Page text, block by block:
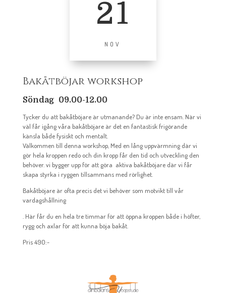
21
NOV
Bakåtböjar workshop
Söndag 09.00-12.00
Tycker du att bakåtböjare är utmanande? Du är inte ensam. När vi
väl får igång våra bakåtböjare är det en fantastisk frigörande
känsla både fysiskt och mentalt.
Välkommen till denna workshop, Med en lång uppvärmning där vi
gör hela kroppen redo och din kropp får den tid och utveckling den
behöver. vi bygger upp för att göra aktiva bakåtböjare där vi får
skapa styrka i ryggen tillsammans med rörlighet.
Bakåtböjare är ofta precis det vi behöver som motvikt till vår
vardagshållning
. Här får du en hela tre timmar för att öppna kroppen både i höfter,
rygg och axlar för att kunna böja bakåt.
Pris 490:-